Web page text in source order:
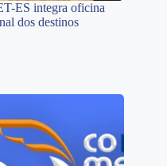
ES integra oficina
dos destinos